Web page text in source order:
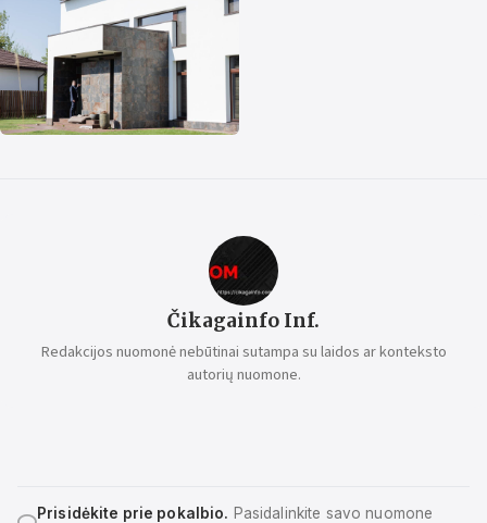
Čikagainfo Inf.
Redakcijos nuomonė nebūtinai sutampa su laidos ar konteksto
autorių nuomone.
Prisidėkite prie pokalbio. Pasidalinkite savo nuomone